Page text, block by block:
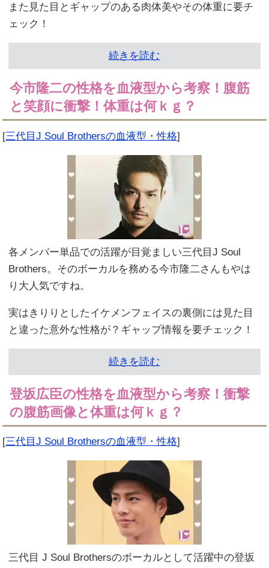
また見た目とギャップのある肉体美やその体重に要チ
ェック！
続きを読む
今市隆二の性格を血液型から考察！腹筋
と笑顔に衝撃！体重は何ｋｇ？
[三代目J Soul Brothersの血液型・性格]
各メンバー単品での活躍が目覚ましい三代目J Soul
Brothers。そのボーカルを務める今市隆二さんもやは
り大人気ですね。
実はきりりとしたイケメンフェイスの裏側には見た目
と違った意外な性格が？ギャップ情報を要チェック！
続きを読む
登坂広臣の性格を血液型から考察！衝撃
の腹筋画像と体重は何ｋｇ？
[三代目J Soul Brothersの血液型・性格]
三代目 J Soul Brothersのボーカルとして活躍中の登坂